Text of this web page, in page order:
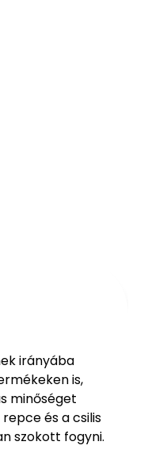
fogyasztani a
tavasszal
a különböző
a repceméz